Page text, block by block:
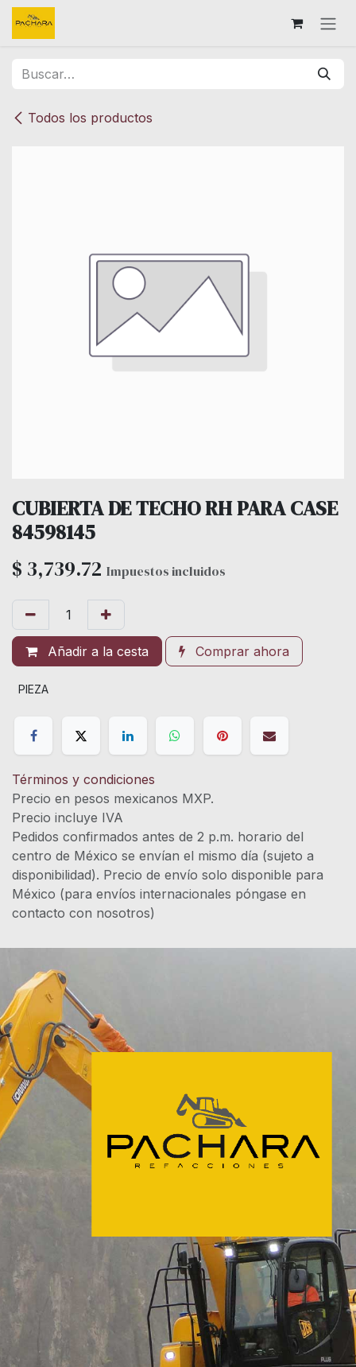
Ir al contenido
Todos los productos
CUBIERTA DE TECHO RH PARA CASE
84598145
$ 3,739.72 Impuestos incluidos
Añadir a la cesta Comprar ahora
PIEZA
Términos y condiciones
Precio en pesos mexicanos MXP.
Precio incluye IVA
Pedidos confirmados antes de 2 p.m. horario del
centro de México se envían el mismo día (sujeto a
disponibilidad). Precio de envío solo disponible para
México (para envíos internacionales póngase en
contacto con nosotros)